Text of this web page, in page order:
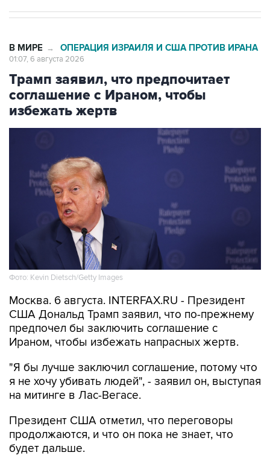
В МИРЕ → ОПЕРАЦИЯ ИЗРАИЛЯ И США ПРОТИВ ИРАНА
01:07, 6 августа 2026
Трамп заявил, что предпочитает
соглашение с Ираном, чтобы
избежать жертв
Фото: Kevin Dietsch/Getty Images
Москва. 6 августа. INTERFAX.RU - Президент
США Дональд Трамп заявил, что по-прежнему
предпочел бы заключить соглашение с
Ираном, чтобы избежать напрасных жертв.
"Я бы лучше заключил соглашение, потому что
я не хочу убивать людей", - заявил он, выступая
на митинге в Лас-Вегасе.
Президент США отметил, что переговоры
продолжаются, и что он пока не знает, что
будет дальше.